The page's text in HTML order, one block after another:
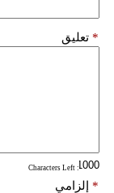
تعليق *
: Characters Left
إلزامي *